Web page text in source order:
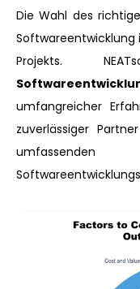
Die Wahl des
Softwareentwicklung
Projekts.
umfangreicher
zuverlässiger
umfassenden